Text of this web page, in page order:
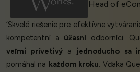
Head of
‘Skvelé riešenie pre efektívne
kompetentní a úžasní odborníci.
veľmi prívetivýa jednoducho sa
pomáhal na každom kroku. Vďaka